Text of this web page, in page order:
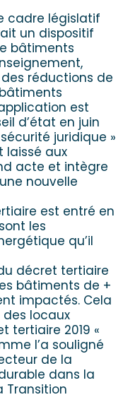
cadre législatif
un dispositif
bâtiments
réductions de
est
d’état en juin
juridique »
laissé aux
acte et intègre
nouvelle
est entré en
les
qu’il
décret tertiaire
bâtiments de +
impactés. Cela
locaux
tertiaire 2019 «
l’a souligné
de la
dans la
Transition